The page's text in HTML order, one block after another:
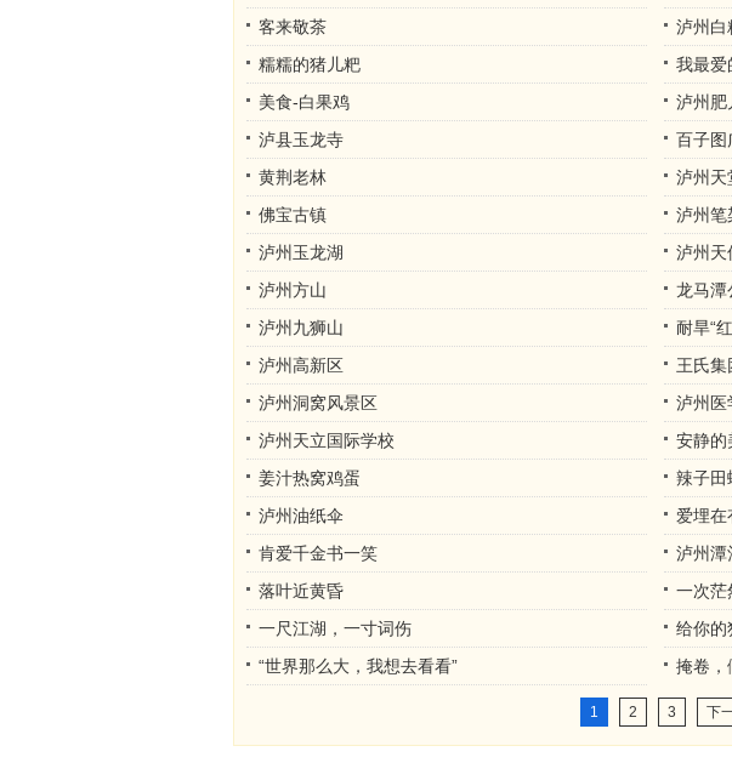
客来敬茶
泸州白
糯糯的猪儿粑
我最爱
美食-白果鸡
泸州肥
泸县玉龙寺
百子图
黄荆老林
泸州天
佛宝古镇
泸州笔
泸州玉龙湖
泸州天
泸州方山
龙马潭
泸州九狮山
耐旱“
泸州高新区
王氏集
泸州洞窝风景区
泸州医
泸州天立国际学校
安静
姜汁热窝鸡蛋
辣子田
泸州油纸伞
爱埋在
肯爱千金书一笑
泸州潭
落叶近黄昏
一次茫
一尺江湖，一寸词伤
给你的
“世界那么大，我想去看看”
掩卷，
1 2 3 下